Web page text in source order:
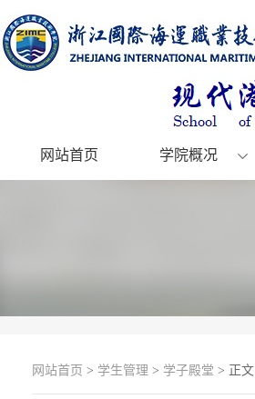
网站首页 学院概况
网站首页 > 学生管理 > 学子殿堂 > 正文